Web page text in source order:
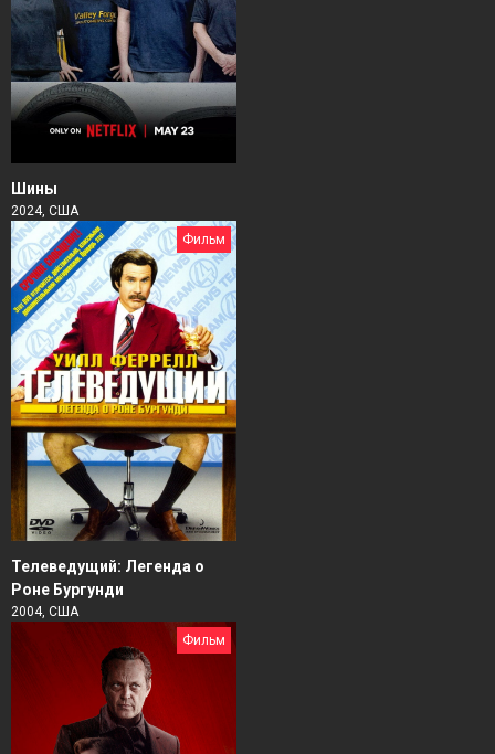
Шины
2024, США
Фильм
Телеведущий: Легенда о
Роне Бургунди
2004, США
Фильм